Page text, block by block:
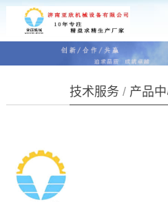
技术服务 / 产品